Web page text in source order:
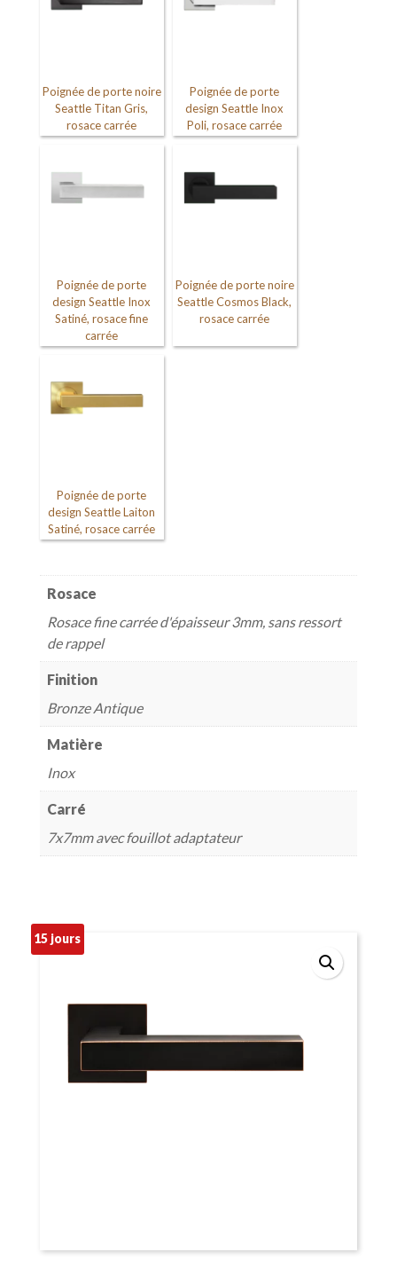
Poignée de porte noire
Seattle Titan Gris,
rosace carrée
Poignée de porte
design Seattle Inox
Poli, rosace carrée
Poignée de porte
design Seattle Inox
Satiné, rosace fine
carrée
Poignée de porte noire
Seattle Cosmos Black,
rosace carrée
Poignée de porte
design Seattle Laiton
Satiné, rosace carrée
Rosace
Rosace fine carrée d'épaisseur 3mm, sans ressort
de rappel
Finition
Bronze Antique
Matière
Inox
Carré
7x7mm avec fouillot adaptateur
15 jours